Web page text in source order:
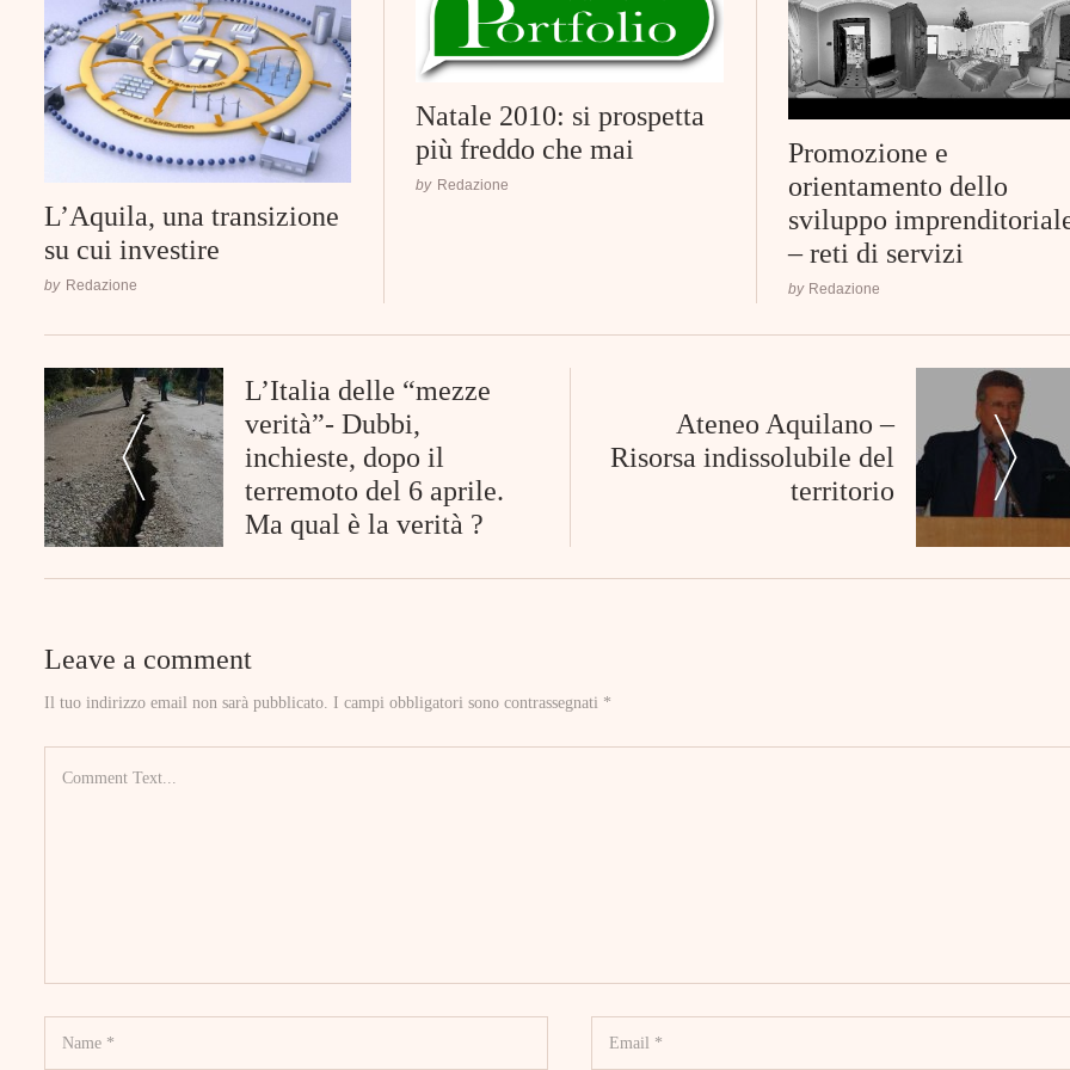
L’Aquila, una transizione
su cui investire
by Redazione
Natale 2010: si prospetta
più freddo che mai
by Redazione
Promozione e
orientamento dello
sviluppo
– reti di servizi
by Redazione
Post
NavigationL’Italia delle “mezze
verità”- Dubbi,
inchieste, dopo il
terremoto del 6 aprile.
Ma qual è la verità ?
Ateneo Aquilano –
Risorsa indissolubile del
territorio
Leave a comment
Il tuo indirizzo email non sarà pubblicato. I campi obbligatori sono contrassegnati *